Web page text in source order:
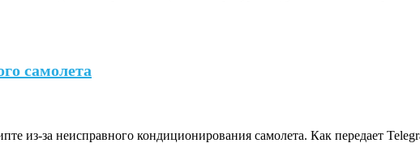
самолета
из-за неисправного кондиционирования самолета. Как передает